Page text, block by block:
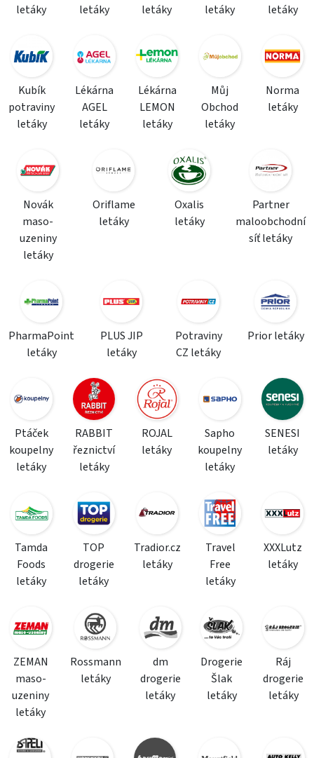
letáky
letáky
letáky
letáky
letáky
Kubík
potraviny
letáky
Lékárna
AGEL
letáky
Lékárna
LEMON
letáky
Můj
Obchod
letáky
Norma
letáky
Novák
maso-
uzeniny
letáky
Oriflame
letáky
Oxalis
letáky
Partner
maloobchodní
síť letáky
PharmaPoint
letáky
PLUS JIP
letáky
Potraviny
CZ letáky
Prior letáky
Ptáček
koupelny
letáky
RABBIT
řeznictví
letáky
ROJAL
letáky
Sapho
koupelny
letáky
SENESI
letáky
Tamda
Foods
letáky
TOP
drogerie
letáky
Tradior.cz
letáky
Travel
Free
letáky
XXXLutz
letáky
ZEMAN
maso-
uzeniny
letáky
Rossmann
letáky
dm
drogerie
letáky
Drogerie
Šlak
letáky
Ráj
drogerie
letáky